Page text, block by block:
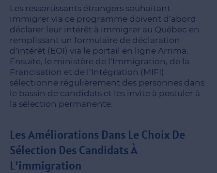
Les ressortissants étrangers souhaitant
immigrer via ce programme doivent d’abord
déclarer leur intérêt à immigrer au Québec en
remplissant un formulaire de déclaration
d’intérêt (EOI) via le portail en ligne Arrima.
Ensuite, le ministère de l’Immigration, de la
Francisation et de l’Intégration (MIFI)
sélectionne régulièrement des personnes dans
le bassin de candidats et les invite à postuler à
la sélection permanente.
Les Améliorations Dans Le Choix De
Sélection Des Candidats À
L’immigration